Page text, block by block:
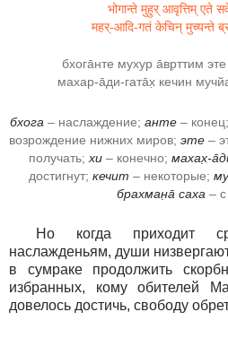
भोगान्ते मुहुर् आवृत्तिम् एते
महर्-आदि-गतं केचिन् मुच्यन्ते
бхога̄нте мухур а̄вр̣ттим
махар-а̄ди-гата̄х̣ кечин
бхога – наслаждение; анте – конец;
возрождение нижних миров; эте –
получать; хи – конечно; махах̣-
достигнут; кечит – некоторые;
брахман̣а̄ саха –
Но когда приходит
наслажденьям, души
в сумраке продолжить
избранных, кому обителей
довелось достичь, свободу